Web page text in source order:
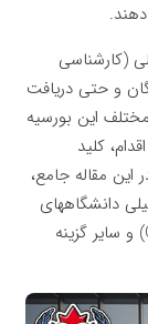
(کارشناسی
و حتی دریافت
این بورسیه
کلید
مقاله جامع،
دانشگاههای
چین، با تمرکز بر بورسیه مشهور دولت چین (CSC) و سایر گزینه